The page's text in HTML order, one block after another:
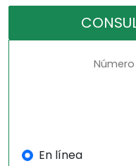
En línea